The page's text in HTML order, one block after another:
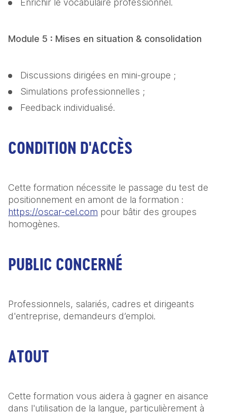
Enrichir le vocabulaire professionnel.
Module 5 : Mises en situation & consolidation
Discussions dirigées en mini-groupe ;
Simulations professionnelles ;
Feedback individualisé.
CONDITION D'ACCÈS
Cette formation nécessite le passage du test de
https://oscar-cel.com pour bâtir des groupes
homogènes.
PUBLIC CONCERNÉ
Professionnels, salariés, cadres et dirigeants
d'entreprise, demandeurs d’emploi.
ATOUT
Cette formation vous aidera à gagner en aisance
dans l'utilisation de la langue, particulièrement à